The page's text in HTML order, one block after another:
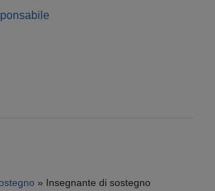
» Insegnante di sostegno